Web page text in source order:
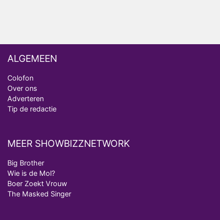
ALGEMEEN
Colofon
Over ons
Adverteren
Tip de redactie
MEER SHOWBIZZNETWORK
Big Brother
Wie is de Mol?
Boer Zoekt Vrouw
The Masked Singer